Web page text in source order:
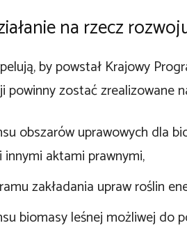
na rzecz
by powstał Krajowy
powinny zostać zrealizowane
obszarów uprawowych dla
innymi aktami prawnymi,
zakładania upraw roślin
biomasy leśnej możliwej do